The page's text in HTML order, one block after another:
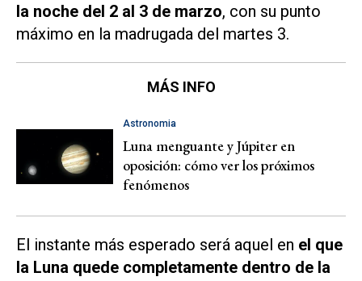
la noche del 2 al 3 de marzo, con su punto
máximo en la madrugada del martes 3.
MÁS INFO
Astronomia
Luna menguante y Júpiter en
oposición: cómo ver los próximos
fenómenos
El instante más esperado será aquel en el que
la Luna quede completamente dentro de la